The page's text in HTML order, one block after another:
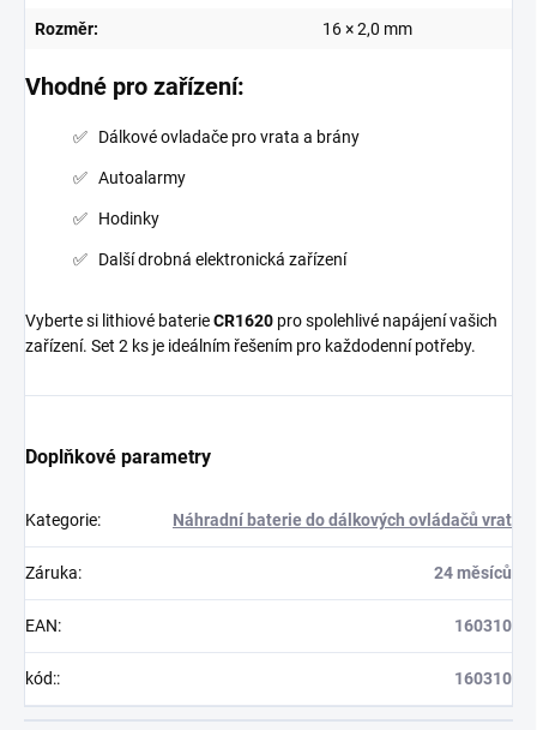
Rozměr: 16 × 2,0 mm
Vhodné pro zařízení:
Dálkové ovladače pro vrata a brány
Autoalarmy
Hodinky
Další drobná elektronická zařízení
Vyberte si lithiové baterieCR1620 pro spolehlivé napájení vašich
zařízení. Set 2 ks je ideálním řešením pro každodenní potřeby.
Doplňkové parametry
Kategorie: Náhradní baterie do dálkových ovládačů vrat
Záruka: 24 měsíců
EAN: 160310
kód:: 160310